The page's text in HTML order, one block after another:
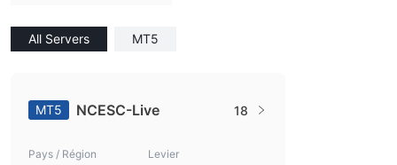
All Servers MT5
MT5 NCESC-Live 18
Pays / Région Levier